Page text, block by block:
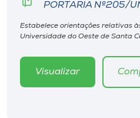
Editora
Rádio
PORTARIA Nº205/
Estabelece orientações relativas
Universidade do Oeste de Santa
Visualizar